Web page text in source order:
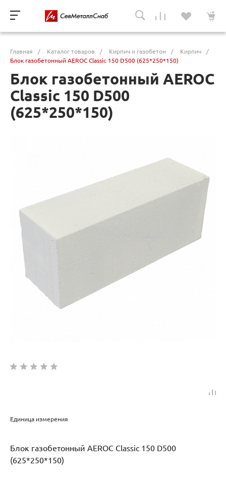
Главная / Каталог товаров / Кирпич и газобетон / Кирпич
/
Блок газобетонный AEROC Classic 150 D500 (625*250*150)
Блок газобетонный AEROC
Classic 150 D500
(625*250*150)
Единица измерения
Блок газобетонный AEROC Classic 150 D500
(625*250*150)